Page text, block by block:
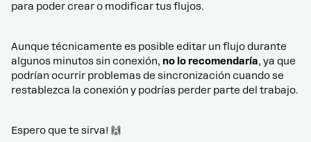
para poder crear o modificar tus flujos.
Aunque técnicamente es posible editar un flujo durante
algunos minutos sin conexión, no lo recomendaría, ya que
podrían ocurrir problemas de sincronización cuando se
restablezca la conexión y podrías perder parte del trabajo.
Espero que te sirva! 🙌